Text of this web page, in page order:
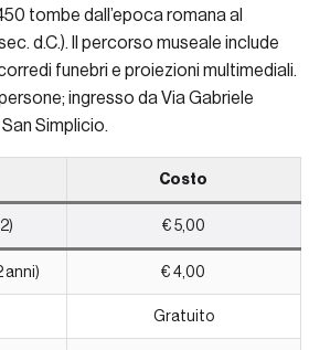
tombe dall’epoca romana al
d.C.). Il percorso museale include
funebri e proiezioni multimediali.
ingresso da Via Gabriele
Simplicio.
Costo
€ 5,00
anni) € 4,00
Gratuito